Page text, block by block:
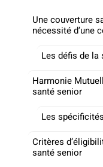
Une couverture
nécessité d’une
Les défis de la
Harmonie
santé senior
Les
Critères
santé senior